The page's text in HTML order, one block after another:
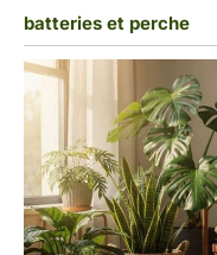
batteries et perche